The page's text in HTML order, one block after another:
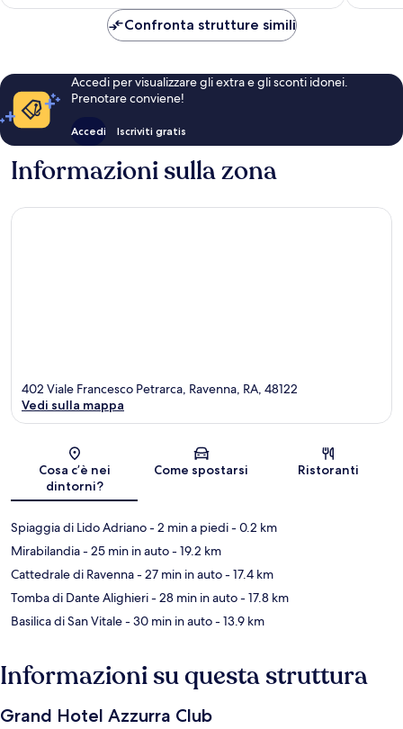
88 €
Confronta strutture simili
Accedi per visualizzare gli extra e gli sconti idonei.
Prenotare conviene!
Accedi Iscriviti gratis
Informazioni sulla zona
Mappa
402 Viale Francesco Petrarca, Ravenna, RA, 48122
Vedi sulla mappa
Cosa c’è nei
dintorni?
Come spostarsi Ristoranti
Spiaggia di Lido Adriano- 2 min a piedi- 0.2 km
Mirabilandia- 25 min in auto- 19.2 km
Cattedrale di Ravenna- 27 min in auto- 17.4 km
Tomba di Dante Alighieri- 28 min in auto- 17.8 km
Basilica di San Vitale- 30 min in auto- 13.9 km
Informazioni su questa struttura
Grand Hotel Azzurra Club